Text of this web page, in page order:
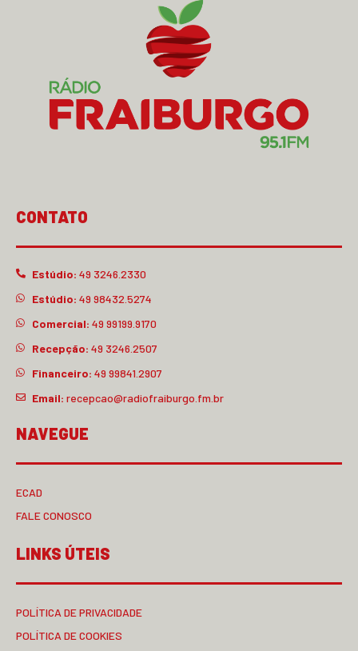
CONTATO
Estúdio: 49 3246.2330
Estúdio: 49 98432.5274
Comercial: 49 99199.9170
Recepção: 49 3246.2507
Financeiro: 49 99841.2907
Email: recepcao@radiofraiburgo.fm.br
NAVEGUE
ECAD
FALE CONOSCO
LINKS ÚTEIS
POLÍTICA DE PRIVACIDADE
POLÍTICA DE COOKIES